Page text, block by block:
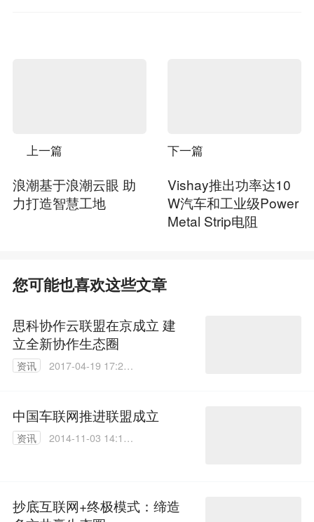
上一篇
浪潮基于浪潮云眼 助
力打造智慧工地
下一篇
Vishay推出功率达10
W汽车和工业级Power
Metal Strip电阻
您可能也喜欢这些文章
思科协作云联盟在京成立 建
立全新协作生态圈
资讯
2017-04-19 17:29:
中国车联网推进联盟成立
资讯
2014-11-03 14:14:
抄底互联网+终极模式：缔造